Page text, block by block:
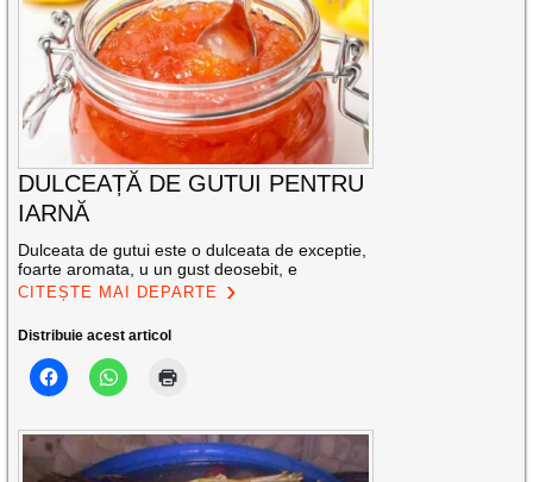
DULCEAȚĂ DE GUTUI PENTRU
IARNĂ
Dulceata de gutui este o dulceata de exceptie,
foarte aromata, u un gust deosebit, e
CITEȘTE MAI DEPARTE
Distribuie acest articol